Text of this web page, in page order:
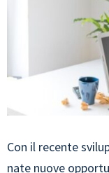
Con il recente
nate nuove